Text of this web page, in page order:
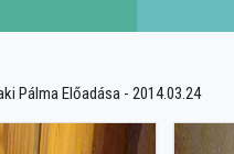
Pálma Előadása - 2014.03.24